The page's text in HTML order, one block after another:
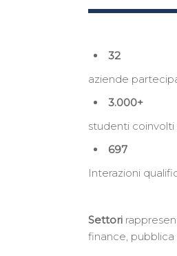
32
aziende
3.000+
studenti
697
Interazioni
Settori
finance,